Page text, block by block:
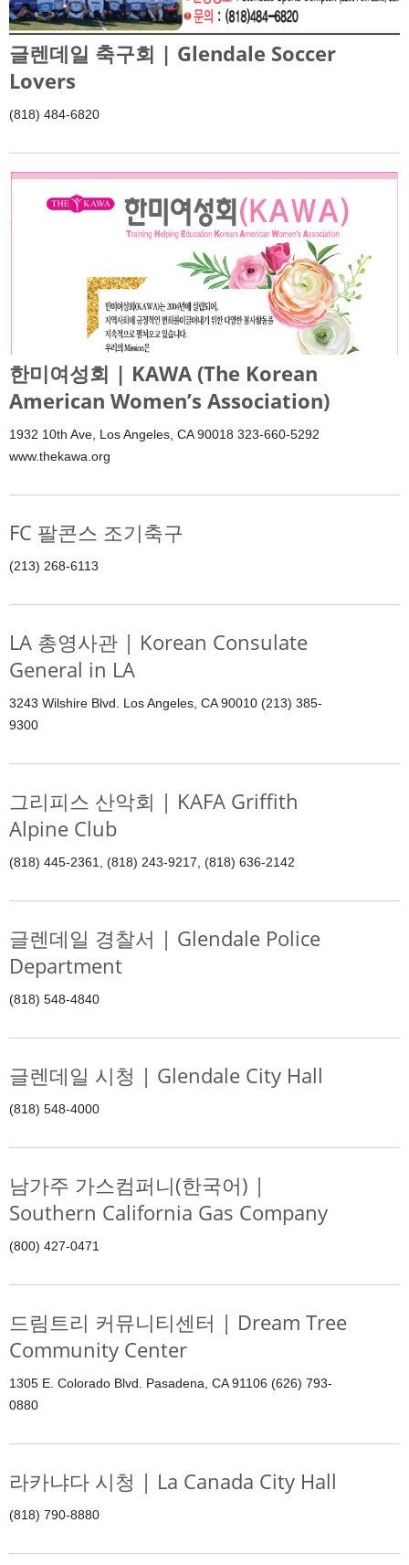
글렌데일 축구회 | Glendale Soccer
Lovers
(818) 484-6820
한미여성회 | KAWA (The Korean
American Women’s Association)
1932 10th Ave, Los Angeles, CA 90018 323-660-5292
www.thekawa.org
FC 팔콘스 조기축구
(213) 268-6113
LA 총영사관 | Korean Consulate
General in LA
3243 Wilshire Blvd. Los Angeles, CA 90010 (213) 385-
9300
그리피스 산악회 | KAFA Griffith
Alpine Club
(818) 445-2361, (818) 243-9217, (818) 636-2142
글렌데일 경찰서 | Glendale Police
Department
(818) 548-4840
글렌데일 시청 | Glendale City Hall
(818) 548-4000
남가주 가스컴퍼니(한국어) |
Southern California Gas Company
(800) 427-0471
드림트리 커뮤니티센터 | Dream Tree
Community Center
1305 E. Colorado Blvd. Pasadena, CA 91106 (626) 793-
0880
라카냐다 시청 | La Canada City Hall
(818) 790-8880